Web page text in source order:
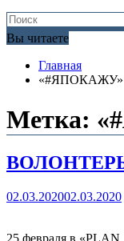
Вы читаете
Главная
«#ЯПОКАЖУ»
Метка:
02.03.202002.03.2020